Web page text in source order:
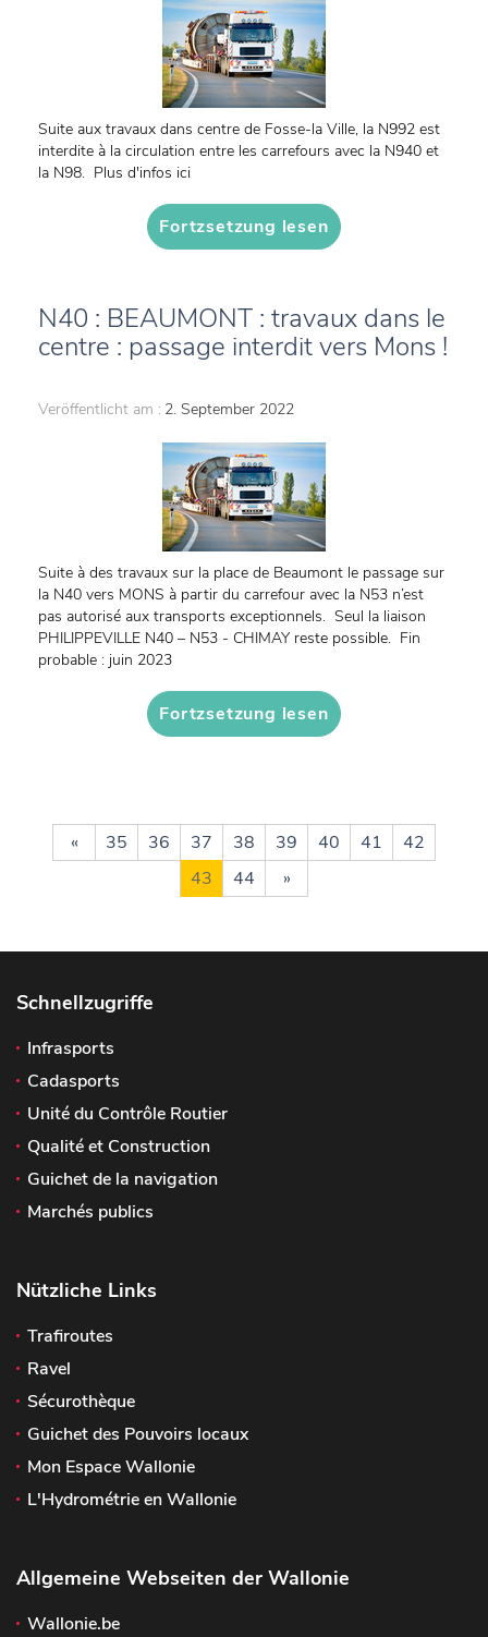
Suite aux travaux dans centre de Fosse-la Ville, la N992 est
interdite à la circulation entre les carrefours avec la N940 et
la N98. Plus d'infos ici
Fortzsetzung lesen
N40 : BEAUMONT : travaux dans le
centre : passage interdit vers Mons !
Veröffentlicht am : 2. September 2022
Suite à des travaux sur la place de Beaumont le passage sur
la N40 vers MONS à partir du carrefour avec la N53 n’est
pas autorisé aux transports exceptionnels. Seul la liaison
PHILIPPEVILLE N40 – N53 - CHIMAY reste possible. Fin
probable : juin 2023
Fortzsetzung lesen
« 35 36 37 38 39 40 41
42
43
44 »
Schnellzugriffe
Infrasports
Cadasports
Unité du Contrôle Routier
Qualité et Construction
Guichet de la navigation
Marchés publics
Nützliche Links
Trafiroutes
Ravel
Sécurothèque
Guichet des Pouvoirs locaux
Mon Espace Wallonie
L'Hydrométrie en Wallonie
Allgemeine Webseiten der Wallonie
Wallonie.be